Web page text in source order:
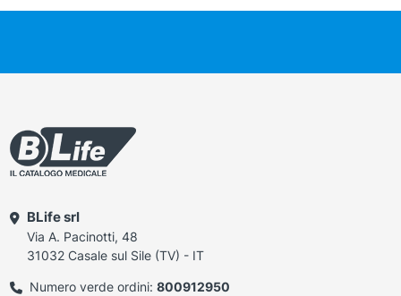
BLife srl
Via A. Pacinotti, 48
31032 Casale sul Sile (TV) - IT
Numero verde ordini: 800912950